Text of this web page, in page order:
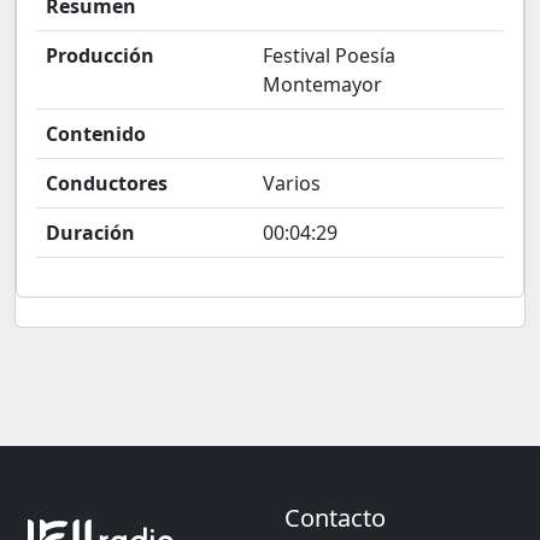
Resumen
Producción
Festival Poesía
Montemayor
Contenido
Conductores
Varios
Duración
00:04:29
Contacto